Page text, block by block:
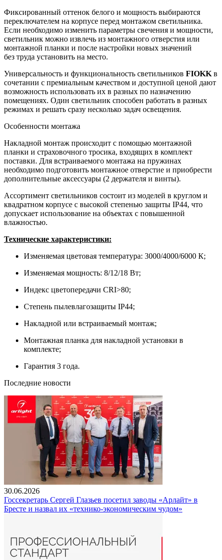
Фиксированный оттенок белого и мощность выбираются
переключателем на корпусе перед монтажом светильника.
Если необходимо изменить параметры свечения и мощности,
светильник можно извлечь из монтажного отверстия или
монтажной планки и после настройки новых значений
без труда установить на место.
Универсальность и функциональность светильников FIOKK в
сочетании с премиальным качеством и доступной ценой дают
возможность использовать их в разных по назначению
помещениях. Один светильник способен работать в разных
режимах и решать сразу несколько задач освещения.
Особенности монтажа
Накладной монтаж происходит с помощью монтажной
планки и страховочного тросика, входящих в комплект
поставки. Для встраиваемого монтажа на пружинах
необходимо подготовить монтажное отверстие и приобрести
дополнительные аксессуары (2 держателя и винты).
Ассортимент светильников состоит из моделей в круглом и
квадратном корпусе с высокой степенью защиты IP44, что
допускает использование на объектах с повышенной
влажностью.
Технические характеристики:
Изменяемая цветовая температура: 3000/4000/6000 К;
Изменяемая мощность: 8/12/18 Вт;
Индекс цветопередачи CRI>80;
Степень пылевлагозащиты IP44;
Накладной или встраиваемый монтаж;
Монтажная планка для накладной установки в
комплекте;
Гарантия 3 года.
Последние новости
30.06.2026
Госсекретарь Сергей Глазьев посетил заводы «Арлайт» в
Бресте и назвал их «технико-экономическим чудом»